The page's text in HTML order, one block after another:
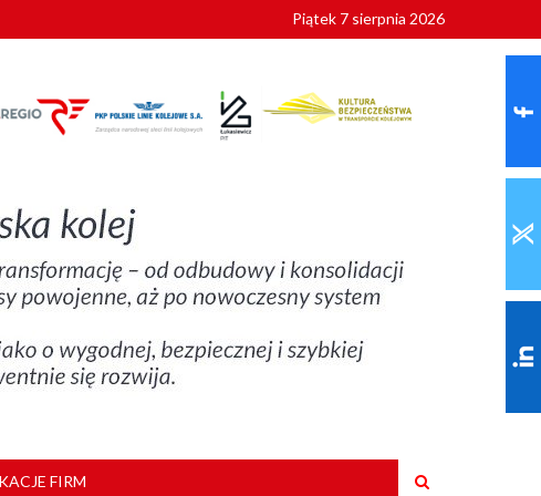
i szkoły
Piątek 7 sierpnia 2026
FIRM